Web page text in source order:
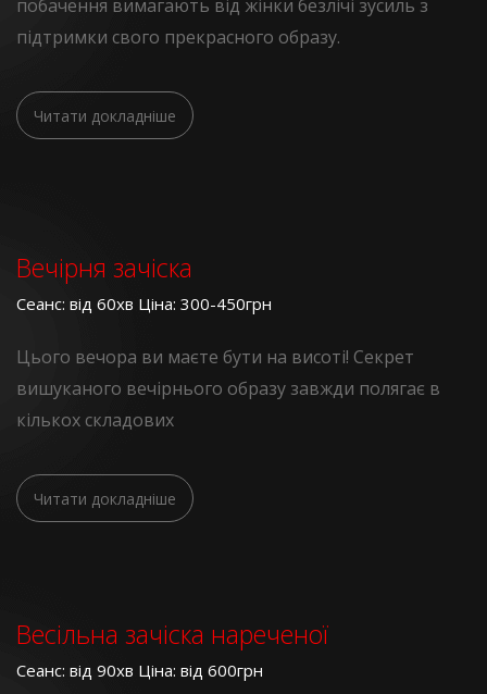
побачення вимагають від жінки безлічі зусиль з
підтримки свого прекрасного образу.
Читати докладніше
Вечірня зачіска
Сеанс: від 60хв Ціна: 300-450грн
Цього вечора ви маєте бути на висоті! Секрет
вишуканого вечірнього образу завжди полягає в
кількох складових
Читати докладніше
Весільна зачіска нареченої
Сеанс: від 90хв Ціна: від 600грн